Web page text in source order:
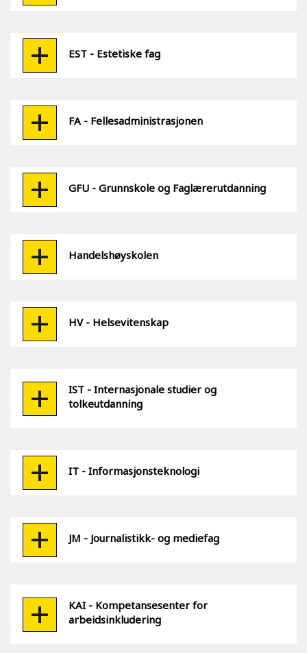
EST - Estetiske fag
FA - Fellesadministrasjonen
GFU - Grunnskole og Faglærerutdanning
Handelshøyskolen
HV - Helsevitenskap
IST - Internasjonale studier og
tolkeutdanning
IT - Informasjonsteknologi
JM - Journalistikk- og mediefag
KAI - Kompetansesenter for
arbeidsinkludering